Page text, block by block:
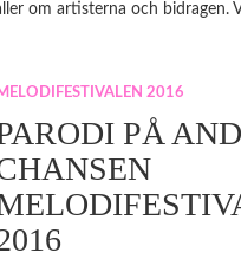
om artisterna och bidragen.
2016
PÅ